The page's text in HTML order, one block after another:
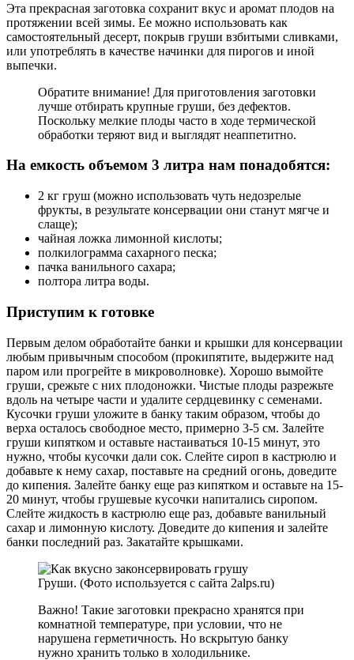
Эта прекрасная заготовка сохранит вкус и аромат плодов на
протяжении всей зимы. Ее можно использовать как
самостоятельный десерт, покрыв груши взбитыми сливками,
или употреблять в качестве начинки для пирогов и иной
выпечки.
Обратите внимание! Для приготовления заготовки
лучше отбирать крупные груши, без дефектов.
Поскольку мелкие плоды часто в ходе термической
обработки теряют вид и выглядят неаппетитно.
На емкость объемом 3 литра нам понадобятся:
2 кг груш (можно использовать чуть недозрелые
фрукты, в результате консервации они станут мягче и
слаще);
чайная ложка лимонной кислоты;
полкилограмма сахарного песка;
пачка ванильного сахара;
полтора литра воды.
Приступим к готовке
Первым делом обработайте банки и крышки для консервации
любым привычным способом (прокипятите, выдержите над
паром или прогрейте в микроволновке). Хорошо вымойте
груши, срежьте с них плодоножки. Чистые плоды разрежьте
вдоль на четыре части и удалите сердцевинку с семенами.
Кусочки груши уложите в банку таким образом, чтобы до
верха осталось свободное место, примерно 3-5 см. Залейте
груши кипятком и оставьте настаиваться 10-15 минут, это
нужно, чтобы кусочки дали сок. Слейте сироп в кастрюлю и
добавьте к нему сахар, поставьте на средний огонь, доведите
до кипения. Залейте банку еще раз кипятком и оставьте на 15-
20 минут, чтобы грушевые кусочки напитались сиропом.
Слейте жидкость в кастрюлю еще раз, добавьте ванильный
сахар и лимонную кислоту. Доведите до кипения и залейте
банки последний раз. Закатайте крышками.
Груши. (Фото используется с сайта 2alps.ru)
Важно! Такие заготовки прекрасно хранятся при
комнатной температуре, при условии, что не
нарушена герметичность. Но вскрытую банку
нужно хранить только в холодильнике.